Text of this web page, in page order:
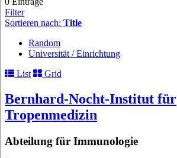
Filter
Sortieren nach: Title
Random
Universität / Einrichtung
List
Grid
Bernhard-Nocht-Institut für
Tropenmedizin
Abteilung für Immunologie